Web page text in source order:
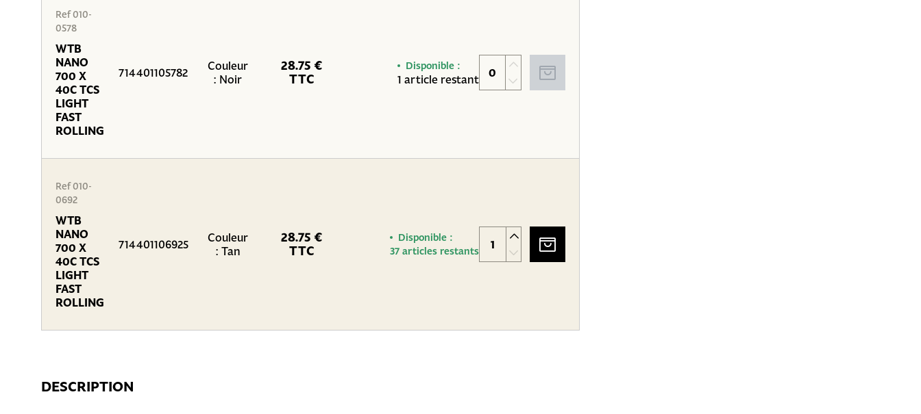
Ref 010-
0578
WTB
NANO
700 X
40C TCS
LIGHT
FAST
ROLLING
714401105782
Couleur
: Noir
28.75 €
TTC
Disponible :
1 article restant
Ref 010-
0692
WTB
NANO
700 X
40C TCS
LIGHT
FAST
ROLLING
714401106925
Couleur
: Tan
28.75 €
TTC
Disponible :
37 articles restants
DESCRIPTION